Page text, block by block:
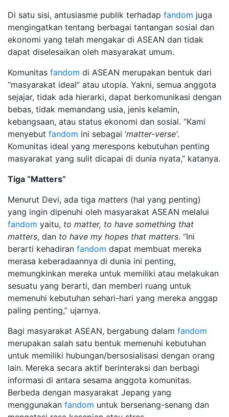
Di satu sisi, antusiasme publik terhadap fandom juga
mengingatkan tentang berbagai tantangan sosial dan
ekonomi yang telah mengakar di ASEAN dan tidak
dapat diselesaikan oleh masyarakat umum.
Komunitas fandom di ASEAN merupakan bentuk dari
“masyarakat ideal” atau utopia. Yakni, semua anggota
sejajar, tidak ada hierarki, dapat berkomunikasi dengan
bebas, tidak memandang usia, jenis kelamin,
kebangsaan, atau status ekonomi dan sosial. “Kami
menyebut fandom ini sebagai ‘matter-verse’.
Komunitas ideal yang merespons kebutuhan penting
masyarakat yang sulit dicapai di dunia nyata,” katanya.
Tiga “Matters”
Menurut Devi, ada tiga matters (hal yang penting)
yang ingin dipenuhi oleh masyarakat ASEAN melalui
fandom yaitu, to matter, to have something that
matters, dan to have my hopes that matters. “Ini
berarti kehadiran fandom dapat membuat mereka
merasa keberadaannya di dunia ini penting,
memungkinkan mereka untuk memiliki atau melakukan
sesuatu yang berarti, dan memberi ruang untuk
memenuhi kebutuhan sehari-hari yang mereka anggap
paling penting,” ujarnya.
Bagi masyarakat ASEAN, bergabung dalam fandom
merupakan salah satu bentuk memenuhi kebutuhan
untuk memiliki hubungan/bersosialisasi dengan orang
lain. Mereka secara aktif berinteraksi dan berbagi
informasi di antara sesama anggota komunitas.
Berbeda dengan masyarakat Jepang yang
menggunakan fandom untuk bersenang-senang dan